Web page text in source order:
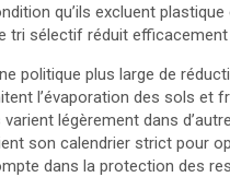
qu’ils excluent
tri sélectif réduit
politique plus large de
l’évaporation des sols et
légèrement dans
son calendrier strict pour
dans la protection des